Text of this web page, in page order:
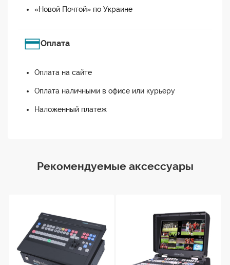
«Новой Почтой» по Украине
Оплата
Оплата на сайте
Оплата наличными в офисе или курьеру
Наложенный платеж
Рекомендуемые аксессуары